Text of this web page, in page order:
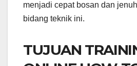
menjadi cepat bosan dan
bidang teknik ini.
TUJUAN